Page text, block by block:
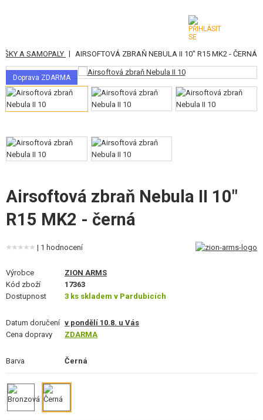
KATEGORIE
AIRSOFTOVÉ ZBRANĚ
VZDUCHOVÉ ZBRANĚ, PRAKY
GRANÁTOMETY, GRANÁTY
KULIČKY, PLYN
AKUMULÁTORY, NABÍJEČKY
ZÁSOBNÍKY, PLNIČKY
BRÝLE, MASKY
VÝSTROJ, UNIFORMY, POUZDRA
MASKOVÁNÍ, BARVY, PÁSKY
VYSÍLAČKY, HEADSETY, KAMERY
SERVIS A ÚDRŽBA ZBRANÍ
A SAMOPALY | AIRSOFTOVÁ ZBRAŇ NEBULA II 10" R15 MK2 - ČERNÁ
Doprava ZDARMA
Airsoftová zbraň Nebula II 10"
R15 MK2 - černá
| 1 hodnocení
Výrobce
ZION ARMS
Kód zboží
17363
Dostupnost
3 ks skladem v Pardubicích
Datum doručení v pondělí 10.8. u Vás
Cena dopravy
ZDARMA
Barva Černá